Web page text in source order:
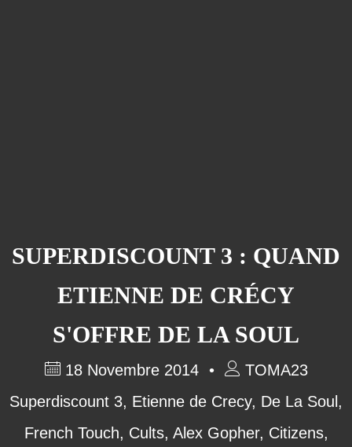
SUPERDISCOUNT 3 : QUAND
ETIENNE DE CRÉCY
S'OFFRE DE LA SOUL
18 Novembre 2014
TOMA23
Superdiscount 3, Etienne de Crecy, De La Soul ,
French Touch, Cults, Alex Gopher, Citizens,